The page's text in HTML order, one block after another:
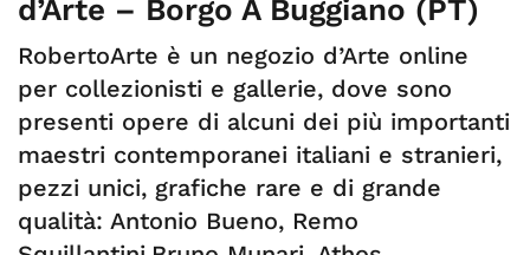
d’Arte – Borgo A Buggiano (PT)
RobertoArte è un negozio d’Arte online
per collezionisti e gallerie, dove sono
presenti opere di alcuni dei più importanti
maestri contemporanei italiani e stranieri,
pezzi unici, grafiche rare e di grande
qualità: Antonio Bueno, Remo